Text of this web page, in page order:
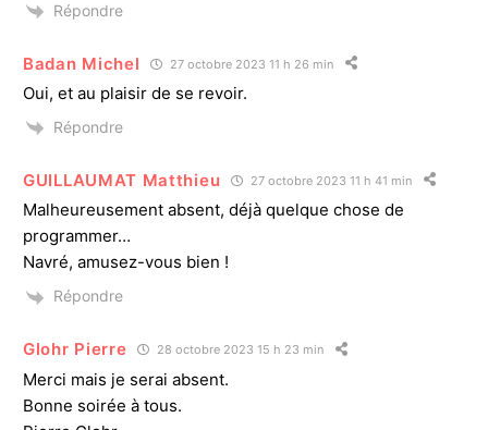
Répondre
Badan Michel 27 octobre 2023 11 h 26 min
Oui, et au plaisir de se revoir.
Répondre
GUILLAUMAT Matthieu 27 octobre 2023 11 h 41 min
Malheureusement absent, déjà quelque chose de
programmer…
Navré, amusez-vous bien !
Répondre
Glohr Pierre 28 octobre 2023 15 h 23 min
Merci mais je serai absent.
Bonne soirée à tous.